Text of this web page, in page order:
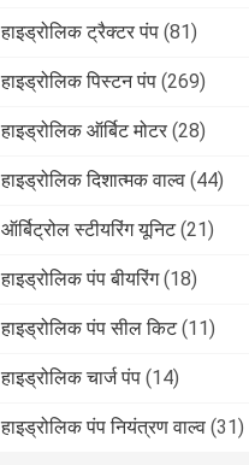
हाइड्रोलिक ट्रैक्टर पंप (81)
हाइड्रोलिक पिस्टन पंप (269)
हाइड्रोलिक ऑर्बिट मोटर (28)
हाइड्रोलिक दिशात्मक वाल्व (44)
ऑर्बिट्रोल स्टीयरिंग यूनिट (21)
हाइड्रोलिक पंप बीयरिंग (18)
हाइड्रोलिक पंप सील किट (11)
हाइड्रोलिक चार्ज पंप (14)
हाइड्रोलिक पंप नियंत्रण वाल्व (31)